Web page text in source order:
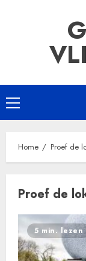
Primair
menu
Home Proef de
Proef de
5 min. lezen